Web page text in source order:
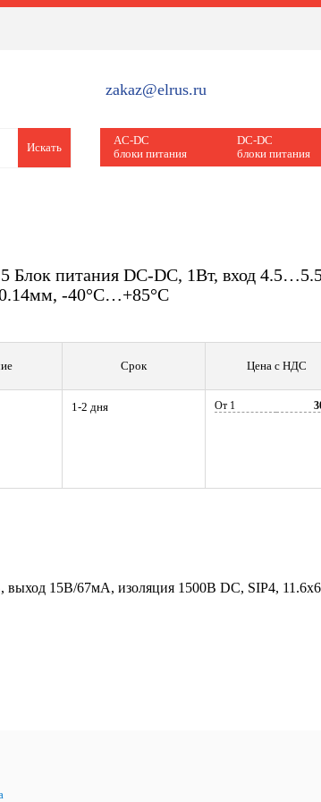
zakaz@elrus.ru
Искать
AC-DC
блоки питания
DC-DC
блоки питания
Блок питания DC-DC, 1Вт, вход
-40°С…+85°С
Срок Цена с НДС
1-2 дня От 1
15В/67мА, изоляция 1500В DC, SIP4,